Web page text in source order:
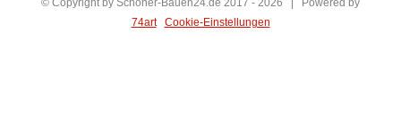
© Copyright by Schöner-Bauen24.de 2017 - 2026 | Powered by
74art
Cookie-Einstellungen